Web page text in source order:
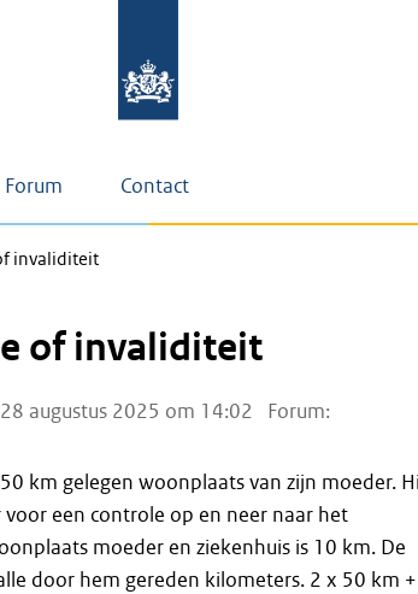
Forum Contact
invaliditeit
of invaliditeit
28 augustus 2025 om 14:02
Forum:
km gelegen woonplaats van zijn moeder.
een controle op en neer naar het
moeder en ziekenhuis is 10 km. De
door hem gereden kilometers. 2 x 50 km